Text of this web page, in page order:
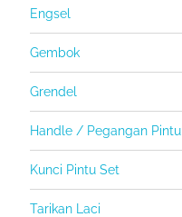
Engsel
Gembok
Grendel
Handle / Pegangan Pintu
Kunci Pintu Set
Tarikan Laci